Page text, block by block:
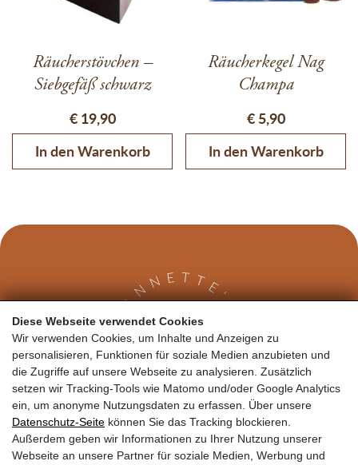
Diese Webseite verwendet Cookies
Wir verwenden Cookies, um Inhalte und Anzeigen zu
personalisieren, Funktionen für soziale Medien anzubieten und
die Zugriffe auf unsere Webseite zu analysieren. Zusätzlich
setzen wir Tracking-Tools wie Matomo und/oder Google Analytics
ein, um anonyme Nutzungsdaten zu erfassen. Über unsere
Datenschutz-Seite können Sie das Tracking blockieren.
Außerdem geben wir Informationen zu Ihrer Nutzung unserer
Webseite an unsere Partner für soziale Medien, Werbung und
Räucherstövchen –
Siebgefäß schwarz
€19,90
In den Warenkorb
Räucherkegel Nag
Champa
€5,90
In den Warenkorb
Kontakt
Annette GargerLoferer Bundesstraße 25700 Zell am See